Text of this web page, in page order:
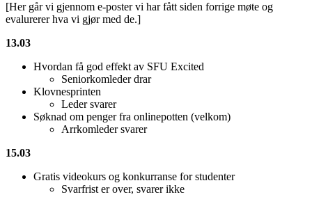
[Her går vi gjennom e-poster vi har fått siden forrige møte og
evalurerer hva vi gjør med de.]
13.03
Hvordan få god effekt av SFU Excited
Seniorkomleder drar
Klovnesprinten
Leder svarer
Søknad om penger fra onlinepotten (velkom)
Arrkomleder svarer
15.03
Gratis videokurs og konkurranse for studenter
Svarfrist er over, svarer ikke